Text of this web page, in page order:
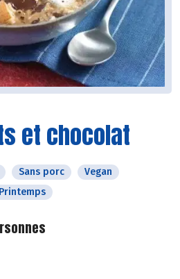
et chocolat
Sans porc
Vegan
Printemps